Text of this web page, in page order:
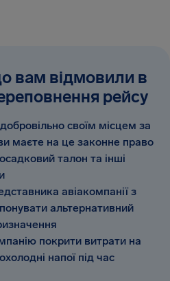
вам відмовили в
рейсу
своїм місцем за
маєте на це законне право
талон та інші
авіакомпанії з
альтернативний
покрити витрати на
напої під час